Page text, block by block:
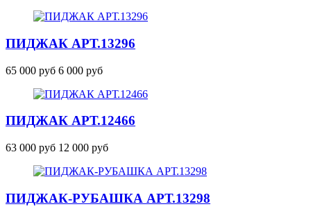
ПИДЖАК АРТ.13296
65 000 руб 6 000 руб
ПИДЖАК АРТ.12466
63 000 руб 12 000 руб
ПИДЖАК-РУБАШКА АРТ.13298